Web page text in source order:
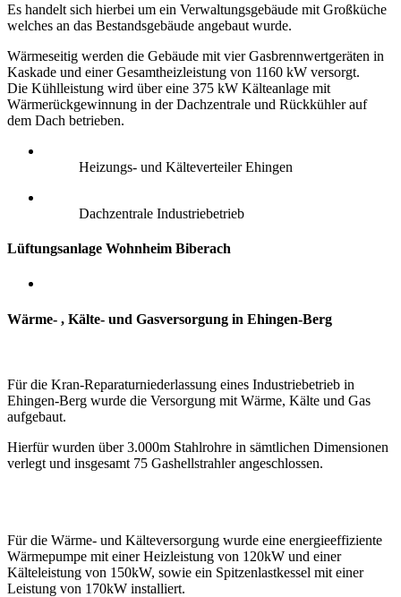
Es handelt sich hierbei um ein Verwaltungsgebäude mit Großküche
welches an das Bestandsgebäude angebaut wurde.
Wärmeseitig werden die Gebäude mit vier Gasbrennwertgeräten in
Kaskade und einer Gesamtheizleistung von 1160 kW versorgt.
Die Kühlleistung wird über eine 375 kW Kälteanlage mit
Wärmerückgewinnung in der Dachzentrale und Rückkühler auf
dem Dach betrieben.
Heizungs- und Kälteverteiler Ehingen
Dachzentrale Industriebetrieb
Lüftungsanlage Wohnheim Biberach
Wärme- , Kälte- und Gasversorgung in Ehingen-Berg
Für die Kran-Reparaturniederlassung eines Industriebetrieb in
Ehingen-Berg wurde die Versorgung mit Wärme, Kälte und Gas
aufgebaut.
Hierfür wurden über 3.000m Stahlrohre in sämtlichen Dimensionen
verlegt und insgesamt 75 Gashellstrahler angeschlossen.
Für die Wärme- und Kälteversorgung wurde eine energieeffiziente
Wärmepumpe mit einer Heizleistung von 120kW und einer
Kälteleistung von 150kW, sowie ein Spitzenlastkessel mit einer
Leistung von 170kW installiert.